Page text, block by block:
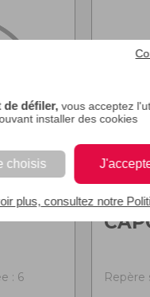
de défiler, vous acceptez
installer des cookies
choisis
plus, consultez notre
: 6 Repère